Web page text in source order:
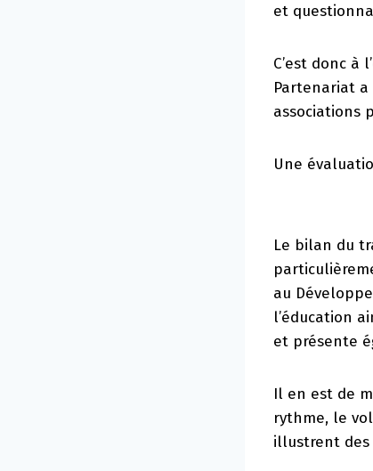
et
C’est donc à
Partenariat
associations
Une
Le bilan du
au
l’éducation
et présente
Il en est de
rythme, le
illustrent des